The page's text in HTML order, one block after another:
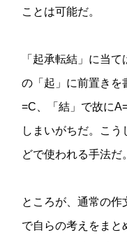
ことは可能だ。
「起承転結」に当
の「起」に前置きを
=C、「結」で故に
しまいがちだ。こ
どで使われる手法だ。
ところが、通常の
で自らの考えをまと